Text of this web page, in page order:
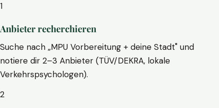
1
Anbieter recherchieren
Suche nach „MPU Vorbereitung + deine Stadt" und
notiere dir 2–3 Anbieter (TÜV/DEKRA, lokale
Verkehrspsychologen).
2